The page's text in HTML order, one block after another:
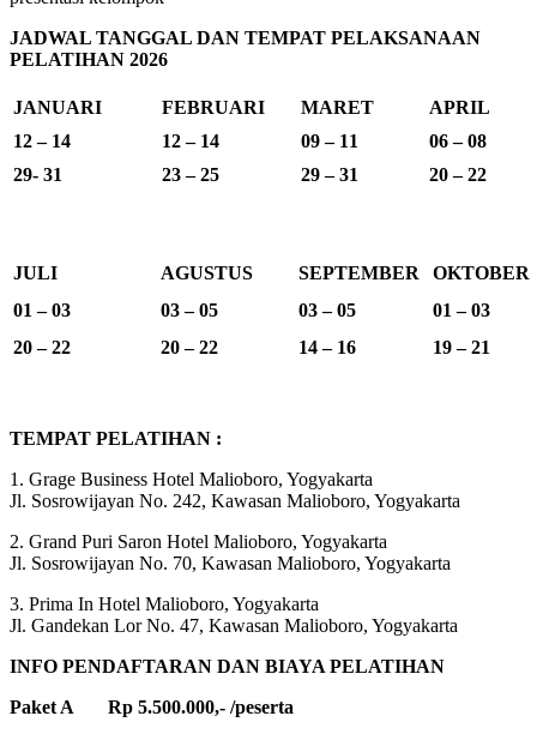
JADWAL TANGGAL DAN TEMPAT PELAKSANAAN
PELATIHAN 2026
JANUARI FEBRUARI MARET
APRIL
12 – 14
12 – 14 09 – 11
06 – 08
29- 31
23 – 25 29 – 31 20 – 22
JULI AGUSTUS SEPTEMBER
OKTOBER
01 – 03
03 – 05 03 – 05
01 – 03
20 – 22
20 – 22 14 – 16 19 – 21
TEMPAT PELATIHAN :
1. Grage Business Hotel Malioboro, Yogyakarta
Jl. Sosrowijayan No. 242, Kawasan Malioboro, Yogyakarta
2. Grand Puri Saron Hotel Malioboro, Yogyakarta
Jl. Sosrowijayan No. 70, Kawasan Malioboro, Yogyakarta
3. Prima In Hotel Malioboro, Yogyakarta
Jl. Gandekan Lor No. 47, Kawasan Malioboro, Yogyakarta
INFO PENDAFTARAN DAN BIAYA PELATIHAN
Paket A Rp 5.500.000,- /peserta